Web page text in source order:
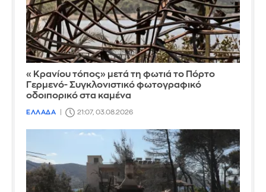
«Κρανίου τόπος» μετά τη φωτιά το Πόρτο
Γερμενό- Συγκλονιστικό φωτογραφικό
οδοιπορικό στα καμένα
ΕΛΛΑΔΑ 21:07, 03.08.2026